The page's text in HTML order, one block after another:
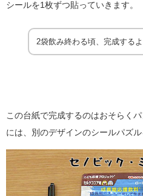
シールを1枚ずつ貼っていきます。
2袋飲み終わる頃、完成する
この台紙で完成するのはおそらく
には、別のデザインのシールパズ